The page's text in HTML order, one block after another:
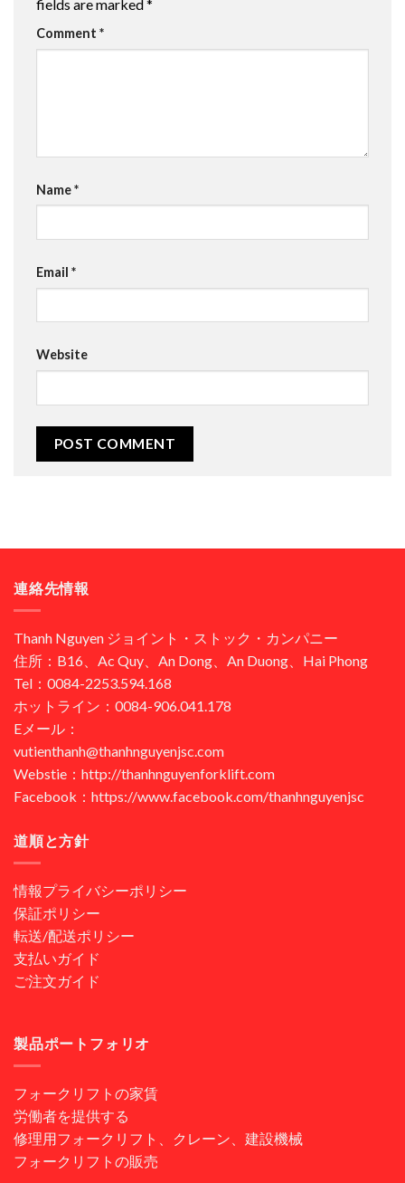
fields are marked*
Comment *
Name*
Email *
Website
連絡先情報
Thanh Nguyen ジョイント・ストック・カンパニー
住所：B16、Ac Quy、An Dong、An Duong、Hai Phong
Tel：0084-2253.594.168
ホットライン：0084-906.041.178
Eメール：
vutienthanh@thanhnguyenjsc.com
Webstie：http://thanhnguyenforklift.com
Facebook：https://www.facebook.com/thanhnguyenjsc
道順と方針
情報プライバシーポリシー
保証ポリシー
転送/配送ポリシー
支払いガイド
ご注文ガイド
製品ポートフォリオ
フォークリフトの家賃
労働者を提供する
修理用フォークリフト、クレーン、建設機械
フォークリフトの販売